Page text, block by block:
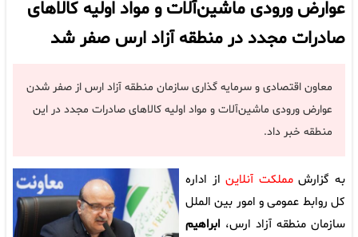
عوارض ورودی ماشین‌آلات و مواد اولیه کالاهای
صادرات مجدد در منطقه آزاد ارس صفر شد
معاون اقتصادی و سرمایه گذاری سازمان منطقه آزاد ارس از صفر شدن
عوارض ورودی ماشین‌آلات و مواد اولیه کالاهای صادرات مجدد در این
منطقه خبر داد.
به گزارشمملکت آنلایناز اداره
کل روابط عمومی و امور بین الملل
سازمان منطقه آزاد ارس، ابراهیم